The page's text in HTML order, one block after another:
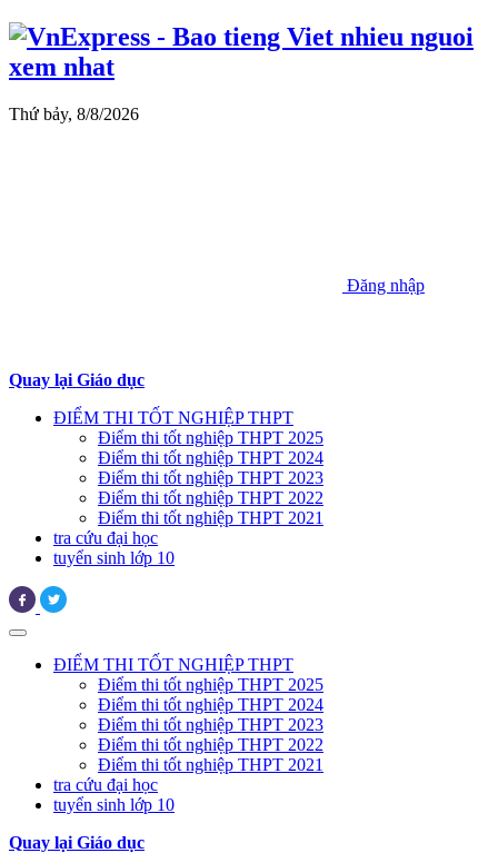
Thứ bảy, 8/8/2026
Đăng nhập
Quay lại Giáo dục
ĐIỂM THI TỐT NGHIỆP THPT
Điểm thi tốt nghiệp THPT 2025
Điểm thi tốt nghiệp THPT 2024
Điểm thi tốt nghiệp THPT 2023
Điểm thi tốt nghiệp THPT 2022
Điểm thi tốt nghiệp THPT 2021
tra cứu đại học
tuyển sinh lớp 10
ĐIỂM THI TỐT NGHIỆP THPT
Điểm thi tốt nghiệp THPT 2025
Điểm thi tốt nghiệp THPT 2024
Điểm thi tốt nghiệp THPT 2023
Điểm thi tốt nghiệp THPT 2022
Điểm thi tốt nghiệp THPT 2021
tra cứu đại học
tuyển sinh lớp 10
Quay lại Giáo dục